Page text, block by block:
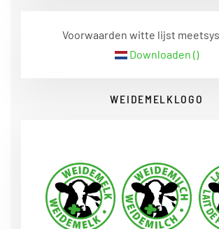
Voorwaarden witte lijst
Downloaden ()
WEIDEMELKLOGO